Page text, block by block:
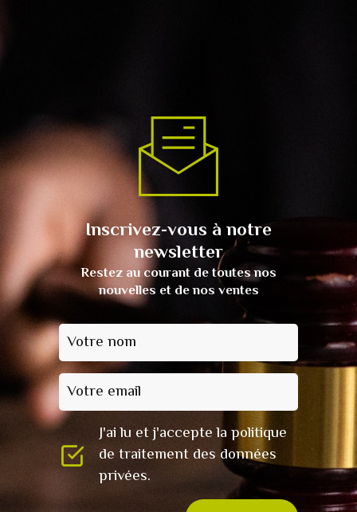
Inscrivez-vous à notre
newsletter
Restez au courant de toutes nos
nouvelles et de nos ventes
Votre nom
Votre email
J'ai lu et j'accepte la politique
de traitement des données
privées.